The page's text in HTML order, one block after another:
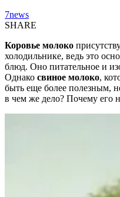
7news
SHARE
Коровье молоко
холодильнике, ведь это
блюд. Оно питательное и
Однако свиное молоко,
быть еще более полезным,
в чем же дело? Почему его